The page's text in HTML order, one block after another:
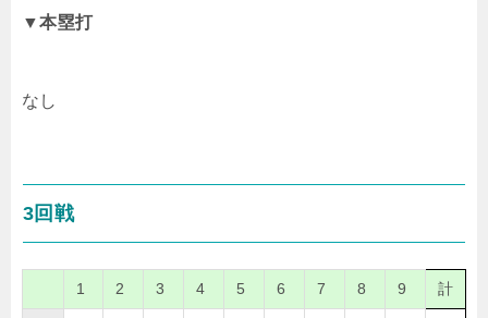
▼本塁打
なし
3回戦
1 2 3 4 5 6 7 8 9 計